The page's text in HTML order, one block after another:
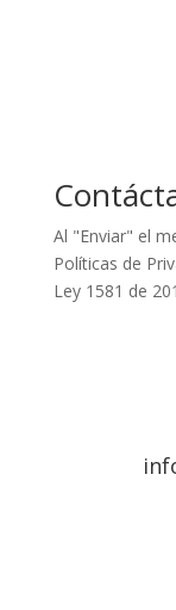
Al "Enviar" el
Políticas de
Ley 1581 de